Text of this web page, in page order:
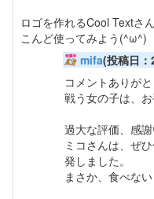
ロゴを作れるCool Textさ
こんど使ってみよう(^ω^)
mifa(投稿日
コメントありがと
戦う女の子は、
過大な評価、感謝
ミコさんは、ぜ
発しました。
まさか、食べな